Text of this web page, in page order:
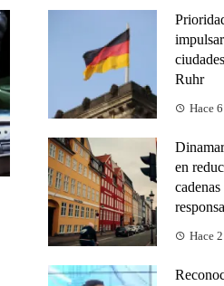
Ruhr
Hace
en
Hace